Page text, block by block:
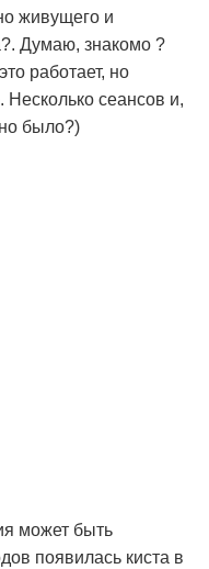
живущего и
Думаю, знакомо ?
работает, но
Несколько сеансов и,
было?)
может быть
появилась киста в